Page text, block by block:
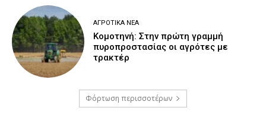
ΑΓΡΟΤΙΚΆ ΝΈΑ
Κομοτηνή: Στην πρώτη γραμμή
πυροπροστασίας οι αγρότες με
τρακτέρ
Φόρτωση περισσοτέρων